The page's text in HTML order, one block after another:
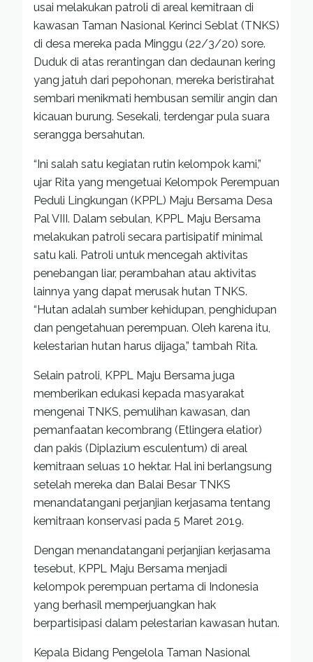
usai melakukan patroli di areal kemitraan di
kawasan Taman Nasional Kerinci Seblat (TNKS)
di desa mereka pada Minggu (22/3/20) sore.
Duduk di atas rerantingan dan dedaunan kering
yang jatuh dari pepohonan, mereka beristirahat
sembari menikmati hembusan semilir angin dan
kicauan burung. Sesekali, terdengar pula suara
serangga bersahutan.
“Ini salah satu kegiatan rutin kelompok kami,”
ujar Rita yang mengetuai Kelompok Perempuan
Peduli Lingkungan (KPPL) Maju Bersama Desa
Pal VIII. Dalam sebulan, KPPL Maju Bersama
melakukan patroli secara partisipatif minimal
satu kali. Patroli untuk mencegah aktivitas
penebangan liar, perambahan atau aktivitas
lainnya yang dapat merusak hutan TNKS.
“Hutan adalah sumber kehidupan, penghidupan
dan pengetahuan perempuan. Oleh karena itu,
kelestarian hutan harus dijaga,” tambah Rita.
Selain patroli, KPPL Maju Bersama juga
memberikan edukasi kepada masyarakat
mengenai TNKS, pemulihan kawasan, dan
pemanfaatan kecombrang (Etlingera elatior)
dan pakis (Diplazium esculentum) di areal
kemitraan seluas 10 hektar. Hal ini berlangsung
setelah mereka dan Balai Besar TNKS
menandatangani perjanjian kerjasama tentang
kemitraan konservasi pada 5 Maret 2019.
Dengan menandatangani perjanjian kerjasama
tesebut, KPPL Maju Bersama menjadi
kelompok perempuan pertama di Indonesia
yang berhasil memperjuangkan hak
berpartisipasi dalam pelestarian kawasan hutan.
Kepala Bidang Pengelola Taman Nasional